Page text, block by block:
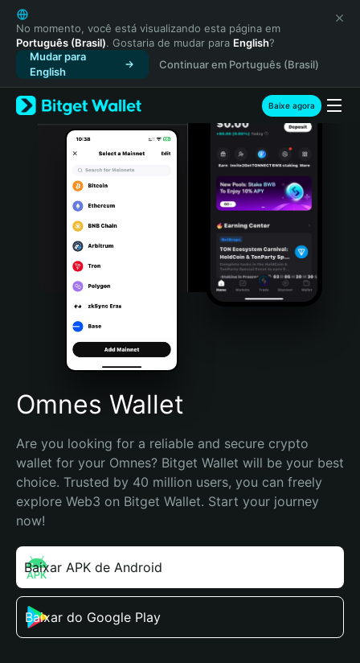
English
日本語
Tiếng Việt
Русский
Español (Latinoamérica)
Türkçe
Italiano
Português (Portugal)
Bahasa Indonesia
Português (Brasil)
Español (Argentina)
No momento, você está visualizando esta página em
Português (Brasil). Gostaria de mudar para English?
Mudar para
English
Continuar em Português (Brasil)
Baixe agora
Omnes Wallet
Are you looking for a reliable and secure crypto
wallet for your Omnes? Bitget Wallet will be your best
choice. Trusted by 40 million users, you can freely
explore Web3 on Bitget Wallet. Start your journey
now!
Baixar APK de Android
Baixar do Google Play